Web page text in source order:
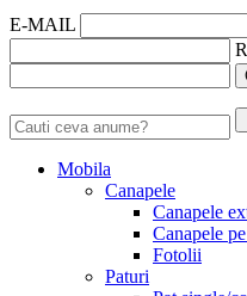
E-MAIL
Mobila
Canapele
Canapele
Canapele
Fotolii
Paturi